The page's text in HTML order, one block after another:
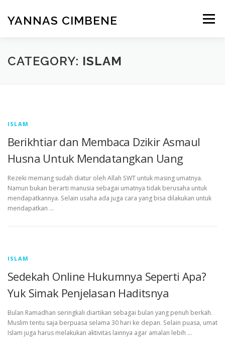
content
YANNAS CIMBENE Menu
CARA GAYA HIDUP ISLAM
CATEGORY: ISLAM
ISLAM
Berikhtiar dan Membaca Dzikir Asmaul
Husna Untuk Mendatangkan Uang
Rezeki memang sudah diatur oleh Allah SWT untuk masing umatnya.
Namun bukan berarti manusia sebagai umatnya tidak berusaha untuk
mendapatkannya. Selain usaha ada juga cara yang bisa dilakukan untuk
mendapatkan …
ISLAM
Sedekah Online Hukumnya Seperti Apa?
Yuk Simak Penjelasan Haditsnya
Bulan Ramadhan seringkali diartikan sebagai bulan yang penuh berkah.
Muslim tentu saja berpuasa selama 30 hari ke depan. Selain puasa, umat
Islam juga harus melakukan aktivitas lainnya agar amalan lebih …